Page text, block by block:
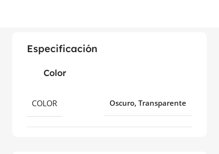
Especificación
Color
COLOR Oscuro, Transparente